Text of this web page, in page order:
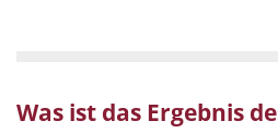
Was ist das Ergebnis